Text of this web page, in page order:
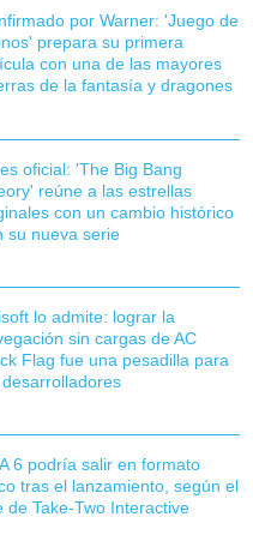
por Warner: 'Juego de
prepara su primera
con una de las mayores
de la fantasía y dragones
oficial: 'The Big Bang
reúne a las estrellas
con un cambio histórico
su nueva serie
lo admite: lograr la
sin cargas de AC
Flag fue una pesadilla para
desarrolladores
6 podría salir en formato
tras el lanzamiento, según el
de Take-Two Interactive